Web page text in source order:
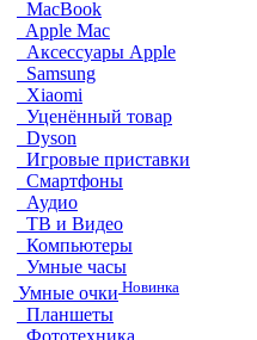
MacBook
Apple Mac
Аксессуары Apple
Samsung
Xiaomi
Уценённый товар
Dyson
Игровые приставки
Смартфоны
Аудио
ТВ и Видео
Компьютеры
Умные часы
Умные очки Новинка
Планшеты